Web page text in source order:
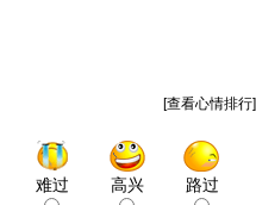
[查看心情排行]
难过 高兴 路过